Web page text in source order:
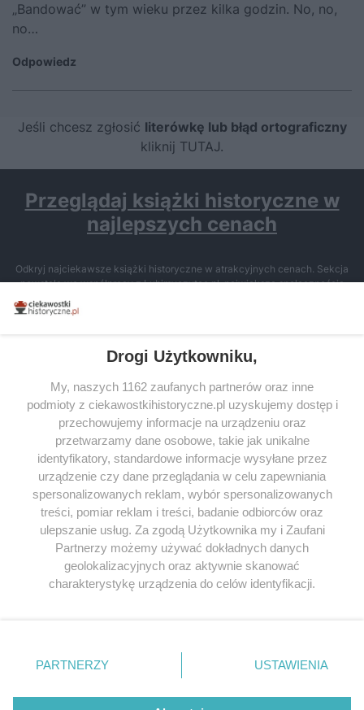
„Bandować” w tym wieku przez kilka godzin. No, no,
no…
Odpowiedz
Jeśli chcesz zgłosić literówkę lub błąd ortograficzny
kliknij TUTAJ.
Przeglądaj książki historyczne w
najlepszych cenach
Odkryj najciekawsze książki historyczne w atrakcyjnych cenach. Sekcja
powstała we współpracy z Lubimyczytac.pl, największą społecznością
miłośników literatury w Polsce – dzięki temu możesz wybierać spośród
tytułów najwyżej ocenianych przez czytelników.
SERWIS
SPOŁECZNOŚĆ
WSPÓŁPRACA
KONTAKT
ODWIEDŹ RÓWNIEŻ:
Drogi Użytkowniku,
My, naszych 1162 zaufanych partnerów oraz inne
podmioty z ciekawostkihistoryczne.pl uzyskujemy dostęp i
przechowujemy informacje na urządzeniu oraz
przetwarzamy dane osobowe, takie jak unikalne
identyfikatory, standardowe informacje wysyłane przez
urządzenie czy dane przeglądania w celu zapewniania
spersonalizowanych reklam, wybór spersonalizowanych
treści, pomiar reklam i treści, badanie odbiorców oraz
ulepszanie usług. Za zgodą Użytkownika my i Zaufani
Partnerzy możemy używać dokładnych danych
geolokalizacyjnych oraz aktywnie skanować
charakterystykę urządzenia do celów identyfikacji.
zmienić/wycofać klikając przycisk ustawień prywatności
znajdujący się w lewym dolnym rogu strony
. Niektóre
PARTNERZY USTAWIENIA